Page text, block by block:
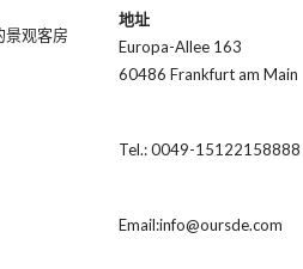
景观客房
地址
Europa-Allee 163
60486 Frankfurt am Main
Tel.: 0049-15122158888
Email:info@oursde.com